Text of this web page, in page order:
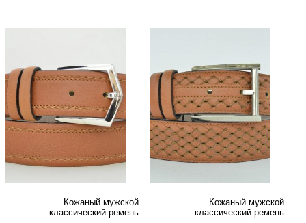
Кожаный мужской
классический ремень
Кожаный мужской
классический ремень